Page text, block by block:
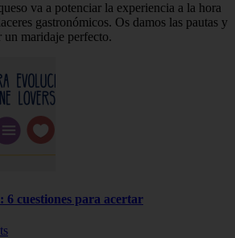
va a potenciar la experiencia a la hora
gastronómicos. Os damos las pautas y
un maridaje perfecto.
6 cuestiones para acertar